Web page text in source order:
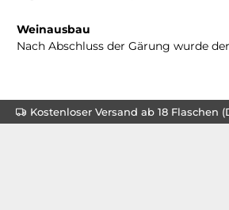
Weinausbau
Nach Abschluss der Gärung wurde
Kostenloser Versand ab 18 Flaschen